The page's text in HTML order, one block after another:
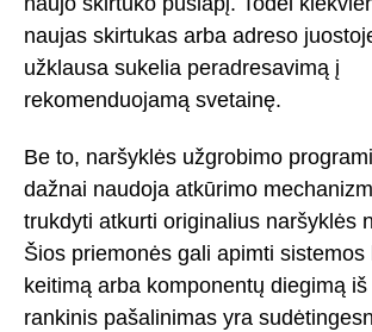
naujas skirtukas arba adreso
užklausa sukelia peradresavimą į
rekomenduojamą svetainę.
Be to, naršyklės užgrobimo
dažnai naudoja atkūrimo
trukdyti atkurti originalius naršyklės
Šios priemonės gali apimti sistemos
keitimą arba komponentų diegimą iš
rankinis pašalinimas yra